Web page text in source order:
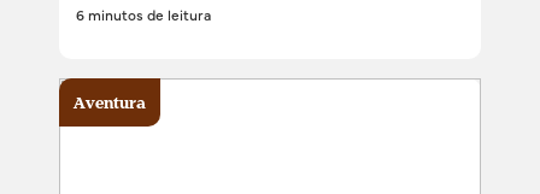
6 minutos de leitura
Aventura